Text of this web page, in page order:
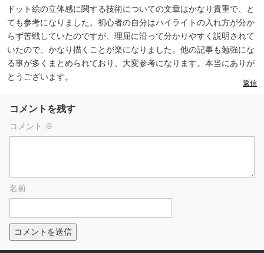
ドット絵の立体感に関する技術についての文章はかなり貴重で、と
ても参考になりました。初心者の自分はハイライトの入れ方が分か
らず苦戦していたのですが、理屈に沿って分かりやすく説明されて
いたので、かなり描くことが楽になりました。他の記事も勉強にな
る事が多くまとめられており、大変参考になります。本当にありが
とうございます。
返信
コメントを残す
コメント ※
名前